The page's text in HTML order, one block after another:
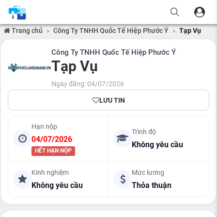
Trang chủ › Công Ty TNHH Quốc Tế Hiệp Phước Ý › Tạp Vụ
Công Ty TNHH Quốc Tế Hiệp Phước Ý
Tạp Vụ
Ngày đăng: 04/07/2026
LƯU TIN
Hạn nộp
04/07/2026
HẾT HẠN NỘP
Trình độ
Không yêu cầu
Kinh nghiệm
Không yêu cầu
Mức lương
Thỏa thuận